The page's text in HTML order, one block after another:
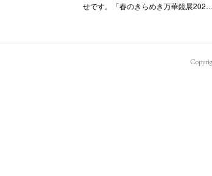
せです。「春のきらめき万華鏡展202…